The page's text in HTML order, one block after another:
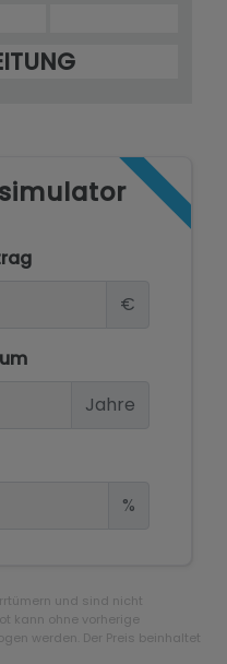
€
Jahre
%
und sind nicht
kann ohne vorherige
werden. Der Preis beinhaltet